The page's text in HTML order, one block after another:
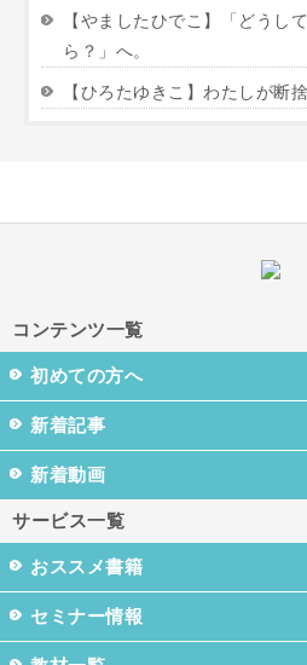
【やましたひでこ】「どうし
ら？」へ。
【ひろたゆきこ】わたしが断
コンテンツ一覧
初めての方へ
新着記事
新着動画
サービス一覧
おススメ書籍
セミナー情報